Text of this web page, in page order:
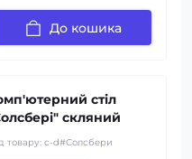
До кошика
стіл
скляний
товару: c-d#Солсбери